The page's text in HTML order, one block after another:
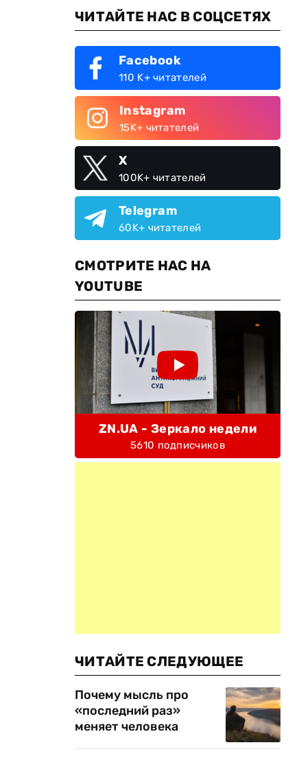
ЧИТАЙТЕ НАС В СОЦСЕТЯХ
Facebook
110 K+ читателей
Instagram
15K+ читателей
X
100K+ читателей
Telegram
60K+ читателей
СМОТРИТЕ НАС НА
YOUTUBE
ZN.UA - Зеркало недели
5610 подписчиков
ЧИТАЙТЕ СЛЕДУЮЩЕЕ
Почему мысль про
«последний раз»
меняет человека